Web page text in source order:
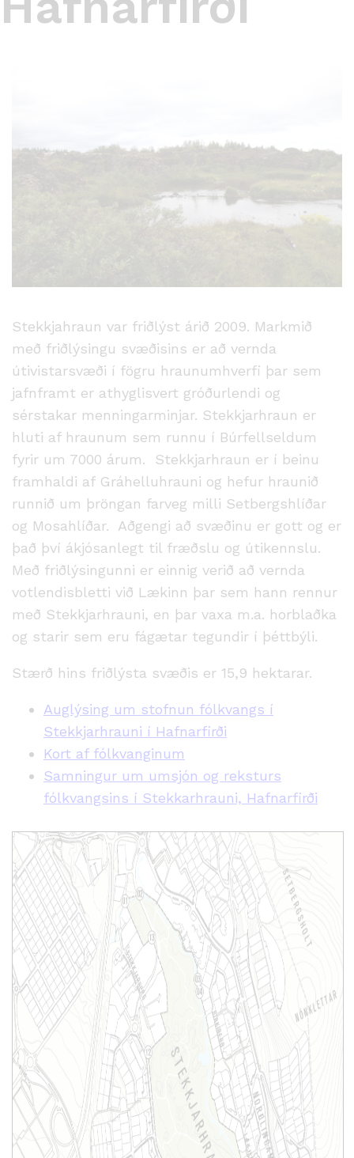
Stekkjahraun var friðlýst árið 2009. Markmið
með friðlýsingu svæðisins er að vernda
útivistar­svæði í fögru hraunumhverfi þar sem
jafnframt er athyglisvert gróðurlendi og
sérstakar menningarminjar. Stekkjarhraun er
hluti af hraunum sem runnu í Búrfellseldum
fyrir um 7000 árum. Stekkjarhraun er í beinu
framhaldi af Gráhelluhrauni og hefur hraunið
runnið um þröngan farveg milli Setbergshlíðar
og Mosahlíðar. Aðgengi að svæðinu er gott og er
það því ákjósanlegt til fræðslu og útikennslu.
Með friðlýsingunni er einnig verið að vernda
votlendisbletti við Lækinn þar sem hann rennur
með Stekkjarhrauni, en þar vaxa m.a. horblaðka
og starir sem eru fágætar tegundir í þéttbýli.
Stærð hins friðlýsta svæðis er 15,9 hektarar.
Auglýsing um stofnun fólkvangs í
Stekkjarhrauni í Hafnarfirði
Kort af fólkvanginum
Samningur um umsjón og reksturs
fólkvangsins í Stekkarhrauni, Hafnarfirði